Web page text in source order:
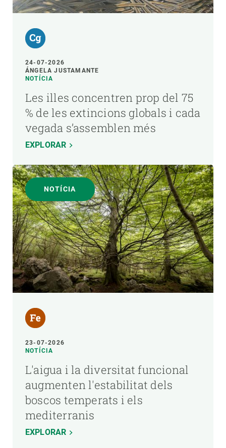
24-07-2026
ÁNGELA JUSTAMANTE
NOTÍCIA
Les illes concentren prop del 75
% de les extincions globals i cada
vegada s’assemblen més
EXPLORAR
NOTÍCIA
23-07-2026
NOTÍCIA
L'aigua i la diversitat funcional
augmenten l'estabilitat dels
boscos temperats i els
mediterranis
EXPLORAR